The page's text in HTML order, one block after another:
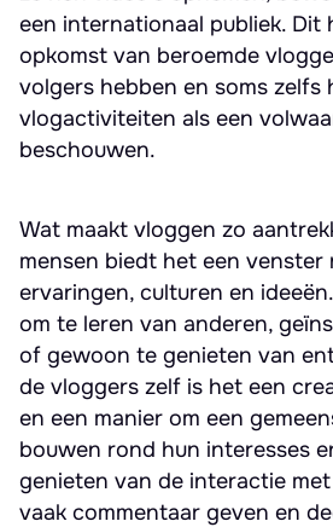
een internationaal publiek.
opkomst van beroemde
volgers hebben en soms zelfs
vlogactiviteiten als een
beschouwen.
Wat maakt vloggen zo
mensen biedt het een venster
ervaringen, culturen en
om te leren van anderen,
of gewoon te genieten van
de vloggers zelf is het een
en een manier om een
bouwen rond hun interesses
genieten van de interactie
vaak commentaar geven en